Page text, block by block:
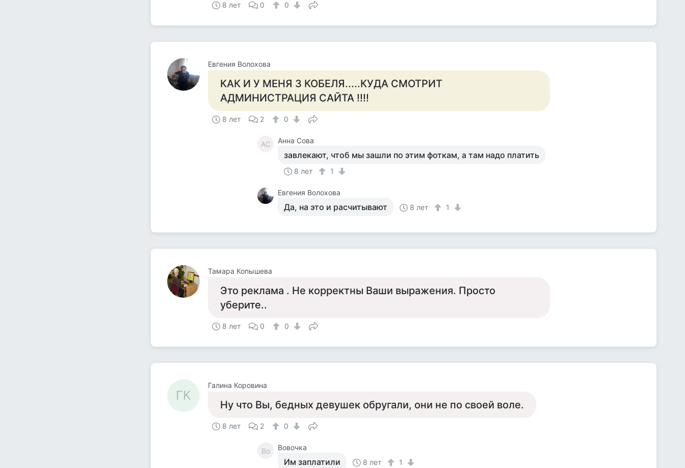
8 лет 0 0
Евгения Волохова
КАК И У МЕНЯ 3 КОБЕЛЯ.....КУДА СМОТРИТ
АДМИНИСТРАЦИЯ САЙТА !!!!
8 лет 2 0
АС Анна Сова
завлекают, чтоб мы зашли по этим фоткам, а там надо платить
8 лет 1
Евгения Волохова
Да, на это и расчитывают 8 лет 1
Тамара Копышева
Это реклама . Не корректны Ваши выражения. Просто
уберите..
8 лет 0 0
ГК
Галина Коровина
Ну что Вы, бедных девушек обругали, они не по своей воле.
8 лет 2 0
Во Вовочка
Им заплатили 8 лет 1